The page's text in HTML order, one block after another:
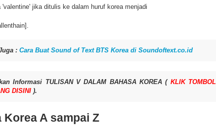
'valentine' jika ditulis ke dalam huruf korea menjadi
: Cara Buat Sound of Text BTS Korea di Soundoftext.co.id
Informasi TULISAN V DALAM BAHASA KOREA ( KLIK TOMBOL
DISINI ).
Korea A sampai Z